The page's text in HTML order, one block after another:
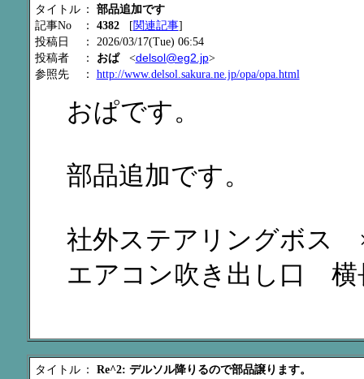
タイトル ： 部品追加です
記事No
： 4382[関連記事]
投稿日
： 2026/03/17(Tue) 06:54
投稿者
： おぱ<delsol@eg2.jp>
参照先
： http://www.delsol.sakura.ne.jp/opa/opa.html
おぱです。
部品追加です。
社外ステアリングボス
エアコン吹き出し口
タイトル ： Re^2: デルソル降りるので部品譲ります。